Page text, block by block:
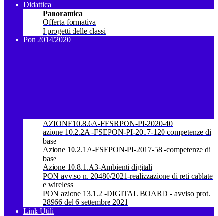
Didattica
Panoramica
Offerta formativa
I progetti delle classi
Pon 2014/2020
AZIONE10.8.6A-FESRPON-PI-2020-40
azione 10.2.2A -FSEPON-PI-2017-120 competenze di
base
Azione 10.2.1A-FSEPON-PI-2017-58 -competenze di
base
Azione 10.8.1.A3-Ambienti digitali
PON avviso n. 20480/2021-realizzazione di reti cablate
e wireless
PON azione 13.1.2 -DIGITAL BOARD - avviso prot.
28966 del 6 settembre 2021
Link Utili